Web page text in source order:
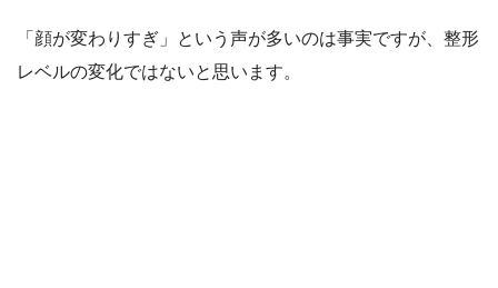
「顔が変わりすぎ」という声が多いのは事実ですが、整形
レベルの変化ではないと思います。